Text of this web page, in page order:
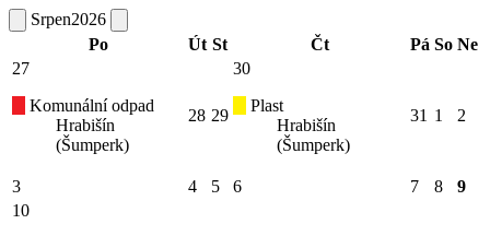
Srpen2026
Po
Út St Čt Pá So Ne
27
Komunální odpad
Hrabišín
(Šumperk)
28 29
30
Plast
Hrabišín
(Šumperk)
31 1 2
3 4 5 6 7 8
9
10